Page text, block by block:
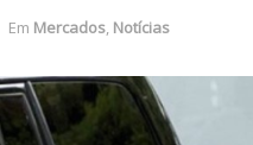
Em Mercados, Notícias